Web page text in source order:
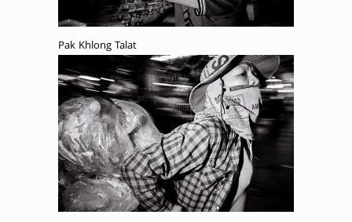
Pak Khlong Talat